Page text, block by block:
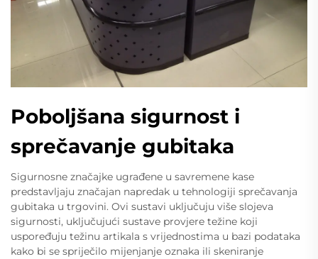
Poboljšana sigurnost i
sprečavanje gubitaka
Sigurnosne značajke ugrađene u savremene kase
predstavljaju značajan napredak u tehnologiji sprečavanja
gubitaka u trgovini. Ovi sustavi uključuju više slojeva
sigurnosti, uključujući sustave provjere težine koji
uspoređuju težinu artikala s vrijednostima u bazi podataka
kako bi se spriječilo mijenjanje oznaka ili skeniranje